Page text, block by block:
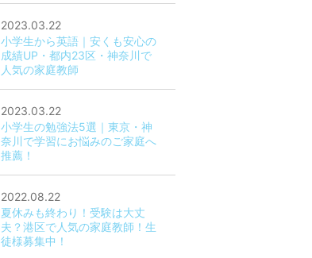
2023.03.22
小学生から英語｜安くも安心の
成績UP・都内23区・神奈川で
人気の家庭教師
2023.03.22
小学生の勉強法5選｜東京・神
奈川で学習にお悩みのご家庭へ
推薦！
2022.08.22
夏休みも終わり！受験は大丈
夫？港区で人気の家庭教師！生
徒様募集中！